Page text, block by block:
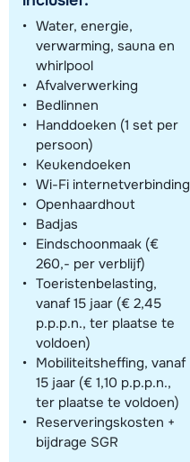
Water, energie,
verwarming, sauna en
whirlpool
Afvalverwerking
Bedlinnen
Handdoeken (1 set per
persoon)
Keukendoeken
Wi-Fi internetverbinding
Openhaardhout
Badjas
Eindschoonmaak (€
260,- per verblijf)
Toeristenbelasting,
vanaf 15 jaar (€ 2,45
p.p.p.n., ter plaatse te
voldoen)
Mobiliteitsheffing, vanaf
15 jaar (€ 1,10 p.p.p.n.,
ter plaatse te voldoen)
Reserveringskosten +
bijdrage SGR